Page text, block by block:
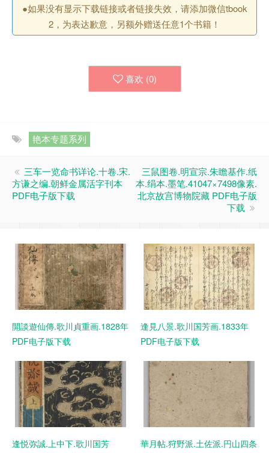
●如果没有显示下载链接或者链接失效，请添加微信tbook
2，为表达歉意，另额外赠送任意1个书籍！
喜欢 (0)
艳本专题系列
三车一览命书详论.十卷.宋.
方谦之编.朝鲜金属活字刊本
PDF电子版下载
三鼠图卷.明宣宗.朱瞻基作.纸
本.绢本.墨笔.41047×7498像素.
北京故宫博物院藏 PDF电子版
下载
開談遊仙傳.歌川貞重画.1828年
PDF电子版下载
逢見八景.歌川国芳画.1833年
PDF电子版下载
逢悦弥誠.上中下.歌川国芳
華月帖.狩野派.土佐派.円山四条